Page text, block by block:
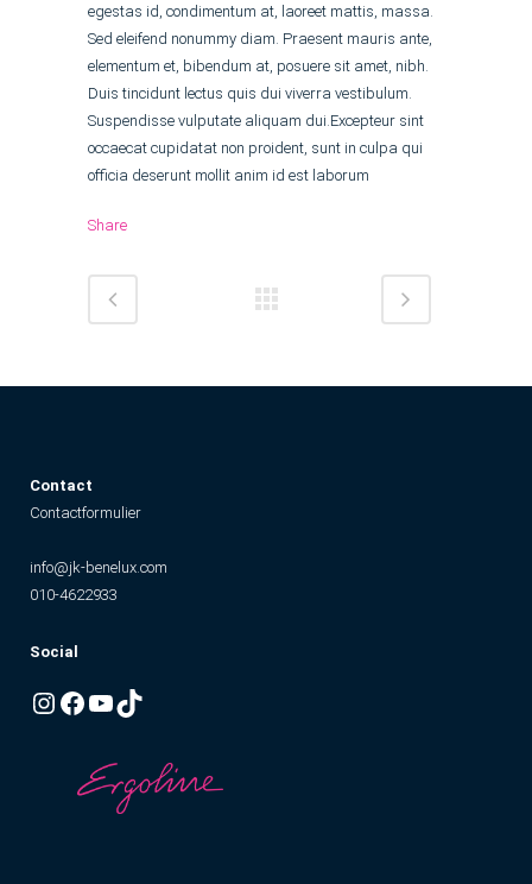
egestas id, condimentum at, laoreet mattis, massa.
Sed eleifend nonummy diam. Praesent mauris ante,
elementum et, bibendum at, posuere sit amet, nibh.
Duis tincidunt lectus quis dui viverra vestibulum.
Suspendisse vulputate aliquam dui.Excepteur sint
occaecat cupidatat non proident, sunt in culpa qui
officia deserunt mollit anim id est laborum
Share
Contact
Contactformulier
info@jk-benelux.com
010-4622933
Social
Instagram Facebook YouTube TikTok